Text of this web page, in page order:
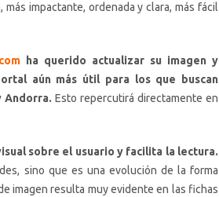
impactante, ordenada y clara, más fácil
ha querido actualizar su imagen y
aún más útil para los que buscan
Andorra. Esto repercutirá directamente en
sobre el usuario y facilita la lectura.
sino que es una evolución de la forma
imagen resulta muy evidente en las fichas